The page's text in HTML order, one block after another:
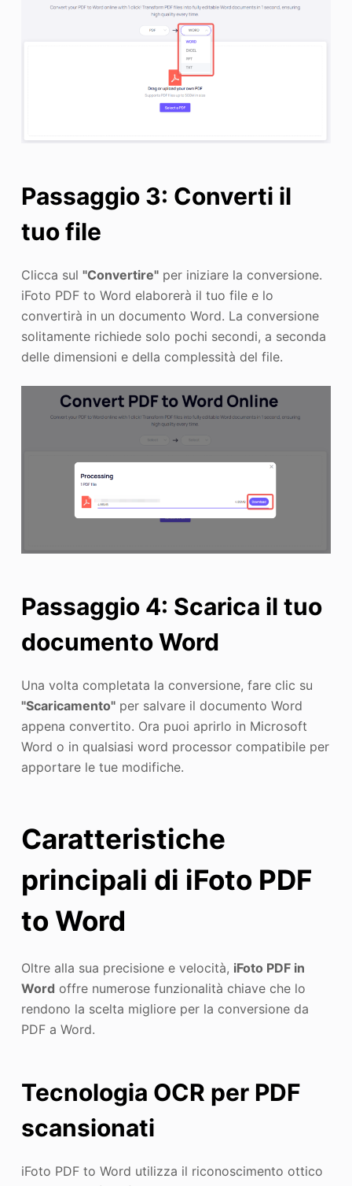
Passaggio 3: Converti il
tuo file
Clicca sul "Convertire"per iniziare la conversione.
iFoto PDF to Word elaborerà il tuo file e lo
convertirà in un documento Word. La conversione
solitamente richiede solo pochi secondi, a seconda
delle dimensioni e della complessità del file.
Passaggio 4: Scarica il tuo
documento Word
Una volta completata la conversione, fare clic su
"Scaricamento"per salvare il documento Word
appena convertito. Ora puoi aprirlo in Microsoft
Word o in qualsiasi word processor compatibile per
apportare le tue modifiche.
Caratteristiche
principali di iFoto PDF
to Word
Oltre alla sua precisione e velocità, iFoto PDF in
Word offre numerose funzionalità chiave che lo
rendono la scelta migliore per la conversione da
PDF a Word.
Tecnologia OCR per PDF
scansionati
iFoto PDF to Word utilizza il riconoscimento ottico